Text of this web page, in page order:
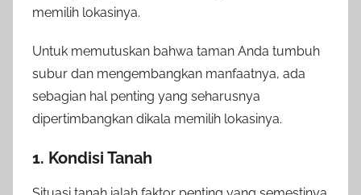
memilih lokasinya.
Untuk memutuskan bahwa taman Anda tumbuh
subur dan mengembangkan manfaatnya, ada
sebagian hal penting yang seharusnya
dipertimbangkan dikala memilih lokasinya.
1. Kondisi Tanah